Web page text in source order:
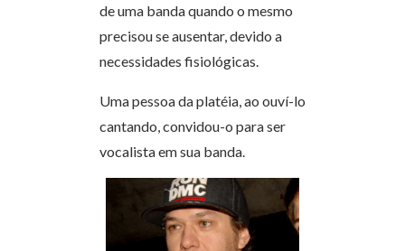
de uma banda quando o mesmo
precisou se ausentar, devido a
necessidades fisiológicas.
Uma pessoa da platéia, ao ouví-lo
cantando, convidou-o para ser
vocalista em sua banda.